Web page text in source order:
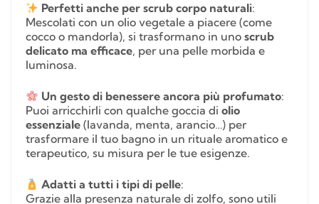
Perfetti anche per scrub corpo naturali:
Mescolati con un olio vegetale a piacere (come
cocco o mandorla), si trasformano in uno scrub
delicato ma efficace, per una pelle morbida e
luminosa.
Un gesto di benessere ancora più profumato:
Puoi arricchirli con qualche goccia di olio
essenziale (lavanda, menta, arancio…) per
trasformare il tuo bagno in un rituale aromatico e
terapeutico, su misura per le tue esigenze.
Adatti a tutti i tipi di pelle:
Grazie alla presenza naturale di zolfo, sono utili